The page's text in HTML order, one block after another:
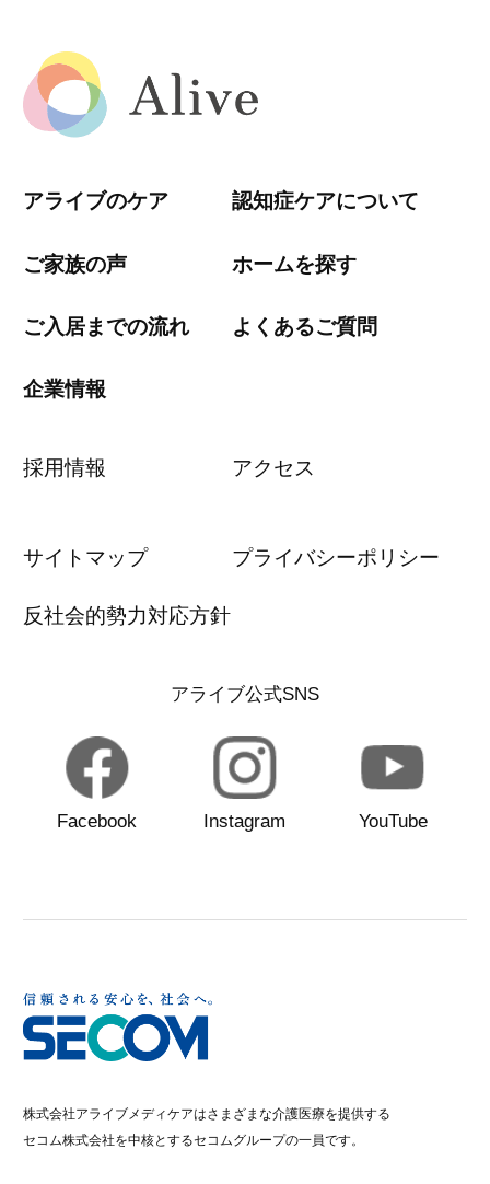
アライブのケア 認知症ケアについて
ご家族の声 ホームを探す
ご入居までの流れ よくあるご質問
企業情報
採用情報 アクセス
サイトマップ プライバシーポリシー
反社会的勢力対応方針
アライブ公式SNS
Facebook Instagram YouTube
株式会社アライブメディケアはさまざまな介護医療を提供する
セコム株式会社を中核とするセコムグループの一員です。